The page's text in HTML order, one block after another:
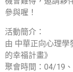
參與喔！
活動簡介：
由 中華正向心理學
的幸福計畫》
聚會時間：04/19